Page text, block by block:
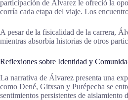
participación de Álvarez le ofreció la
corría cada etapa del viaje. Los
A pesar de la fisicalidad de la carrera,
mientras absorbía historias de otros
Reflexiones sobre Identidad y
La narrativa de Álvarez presenta una
como Dené, Gitxsan y Purépecha se
sentimientos persistentes de